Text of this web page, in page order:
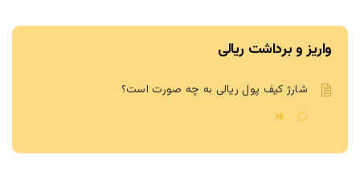
واریز و برداشت ریالی
شارژ کیف پول ریالی به چه صورت است؟